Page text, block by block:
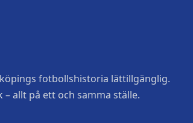
fotbollshistoria lättillgänglig.
allt på ett och samma ställe.